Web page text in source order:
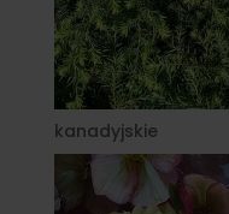
kanadyjskie